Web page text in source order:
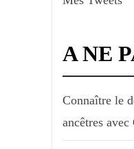
A NE
Connaître le
ancêtres avec